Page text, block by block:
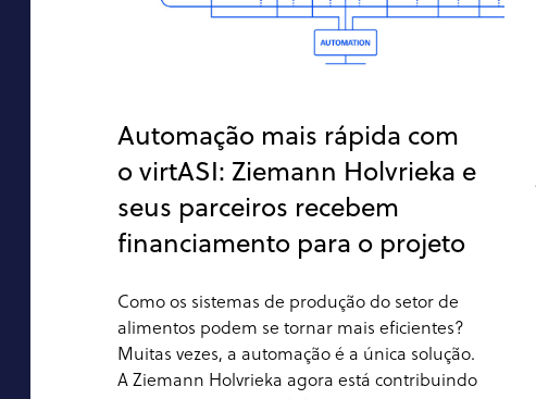
Automação mais rápida com
o virtASI: Ziemann Holvrieka e
seus parceiros recebem
financiamento para o projeto
Como os sistemas de produção do setor de
alimentos podem se tornar mais eficientes?
Muitas vezes, a automação é a única solução.
A Ziemann Holvrieka agora está contribuindo